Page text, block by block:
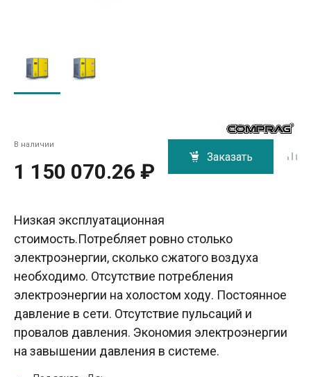
В наличии
1 150 070.26 ₽
Заказать
Низкая эксплуатационная
стоимость.Потребляет ровно столько
электроэнергии, сколько сжатого воздуха
необходимо. Отсутствие потребления
электроэнергии на холостом ходу. Постоянное
давление в сети. Отсутствие пульсаций и
провалов давления. Экономия электроэнергии
на завышении давления в системе.